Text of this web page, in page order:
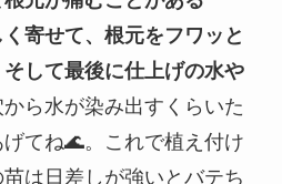
寄せて、根元をフワッと
して最後に仕上げの水や
から水が染み出すくらいた
てね🌊。これで植え付け
は日差しが強いとバテち